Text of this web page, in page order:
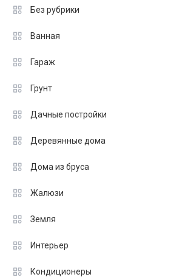
Без рубрики
Ванная
Гараж
Грунт
Дачные постройки
Деревянные дома
Дома из бруса
Жалюзи
Земля
Интерьер
Кондиционеры